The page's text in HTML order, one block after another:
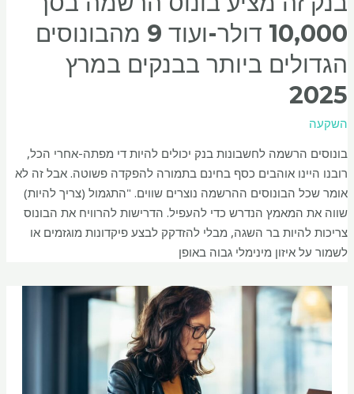
10,000 דולר-ועוד 9 מהבונוסים
הגדולים ביותר בבנקים במרץ
2025
השקעה
בונוסים הרשמה לחשבונות בנק יכולים להיות די מפתה-אחרי הכל,
רובנו היינו אוהבים כסף בחינם בתמורה להפקדה פשוטה. אבל זה לא
אומר שכל הבונוסים ההרשמה נוצרים שווים. "התגמול (צריך להיות)
שווה את המאמץ הנדרש כדי להעפיל. הדרישות להרוויח את הבונוס
צריכות להיות בר השגה, מבלי להזדקק לבצע פיקדונות מוגזמים או
לשמור על איזון מינימלי גבוה באופן